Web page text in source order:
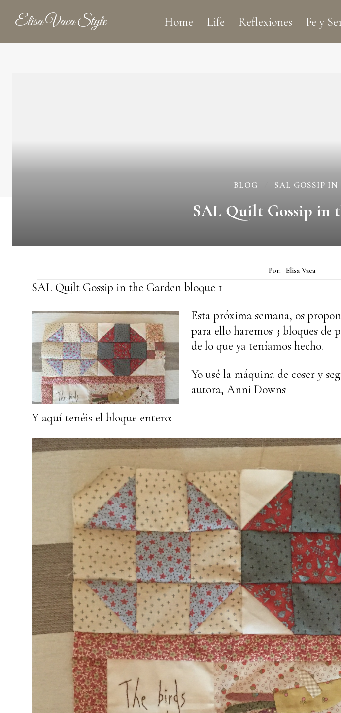
Elisa Vaca Style Home Life Reflexiones Fe y
BLOG SAL GOSSIP
SAL Quilt Gossip in
Por: Elisa Vaca
SAL Quilt Gossip in the Garden bloque 1
Esta próxima semana, os
para ello haremos 3 bloques de
de lo que ya teníamos hecho.
Yo usé la máquina de coser y
autora, Anni Downs
Y aquí tenéis el bloque entero: